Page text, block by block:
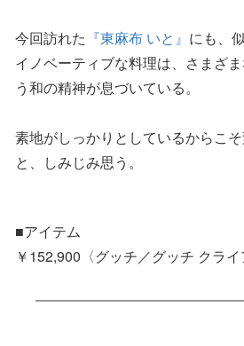
今回訪れた 『東麻布 いと』 にも、
イノベーティブな料理は、さまざ
う和の精神が息づいている。
素地がしっかりとしているからこ
と、しみじみ思う。
■アイテム
￥152,900〈グッチ／グッチ クラ